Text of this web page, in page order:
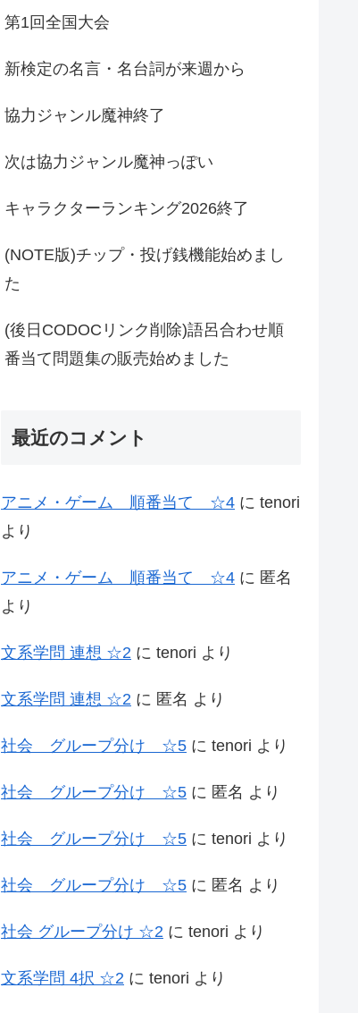
第1回全国大会
新検定の名言・名台詞が来週から
協力ジャンル魔神終了
次は協力ジャンル魔神っぽい
キャラクターランキング2026終了
(NOTE版)チップ・投げ銭機能始めまし
た
(後日CODOCリンク削除)語呂合わせ順
番当て問題集の販売始めました
最近のコメント
アニメ・ゲーム 順番当て ☆4 に tenori
より
アニメ・ゲーム 順番当て ☆4 に 匿名
より
文系学問 連想 ☆2 に tenori より
文系学問 連想 ☆2 に 匿名 より
社会 グループ分け ☆5 に tenori より
社会 グループ分け ☆5 に 匿名 より
社会 グループ分け ☆5 に tenori より
社会 グループ分け ☆5 に 匿名 より
社会 グループ分け ☆2 に tenori より
文系学問 4択 ☆2 に tenori より